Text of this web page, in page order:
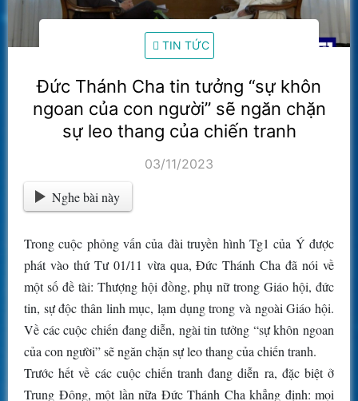
TIN TỨC
Đức Thánh Cha tin tưởng “sự khôn
ngoan của con người” sẽ ngăn chặn
sự leo thang của chiến tranh
03/11/2023
Nghe bài này
Trong cuộc phỏng vấn của đài truyền hình Tg1 của Ý được
phát vào thứ Tư 01/11 vừa qua, Đức Thánh Cha đã nói về
một số đề tài: Thượng hội đồng, phụ nữ trong Giáo hội, đức
tin, sự độc thân linh mục, lạm dụng trong và ngoài Giáo hội.
Về các cuộc chiến đang diễn, ngài tin tưởng “sự khôn ngoan
của con người” sẽ ngăn chặn sự leo thang của chiến tranh.
Trước hết về các cuộc chiến tranh đang diễn ra, đặc biệt ở
Trung Đông, một lần nữa Đức Thánh Cha khẳng định: mọi